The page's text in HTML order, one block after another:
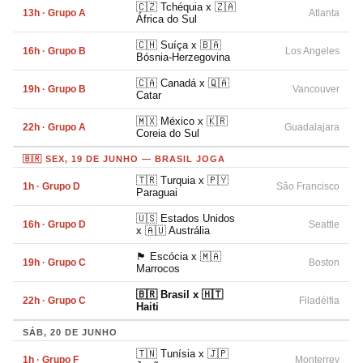
13h · Grupo A
🇨🇿 Tchéquia x 🇿🇦
África do Sul
Atlanta
16h · Grupo B
🇨🇭 Suíça x 🇧🇦
Bósnia-Herzegovina
Los Angeles
19h · Grupo B
🇨🇦 Canadá x 🇶🇦
Catar
Vancouver
22h · Grupo A
🇲🇽 México x 🇰🇷
Coreia do Sul
Guadalajara
🇧🇷 SEX, 19 DE JUNHO — BRASIL JOGA
1h · Grupo D
🇹🇷 Turquia x 🇵🇾
Paraguai
São Francisco
16h · Grupo D
🇺🇸 Estados Unidos
x 🇦🇺 Austrália
Seattle
19h · Grupo C
🏴󠁧󠁢󠁳󠁣󠁴󠁿 Escócia x 🇲🇦
Marrocos
Boston
22h · Grupo C
🇧🇷 Brasil x 🇭🇹
Haiti
Filadélfia
SÁB, 20 DE JUNHO
1h · Grupo F
🇹🇳 Tunísia x 🇯🇵
Monterrey